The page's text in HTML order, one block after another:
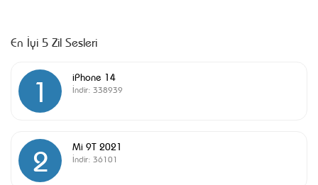
En İyi 5 Zil Sesleri
1 iPhone 14
İndir: 338939
2 Mi 9T 2021
İndir: 36101